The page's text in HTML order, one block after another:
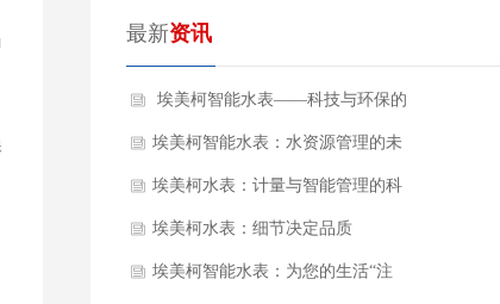
最新资讯
​ 埃美柯智能水表——科技与环保的
结合
埃美柯智能水表：水资源管理的未
来
埃美柯水表：计量与智能管理的科
学结合
埃美柯水表：细节决定品质
埃美柯智能水表：为您的生活“注